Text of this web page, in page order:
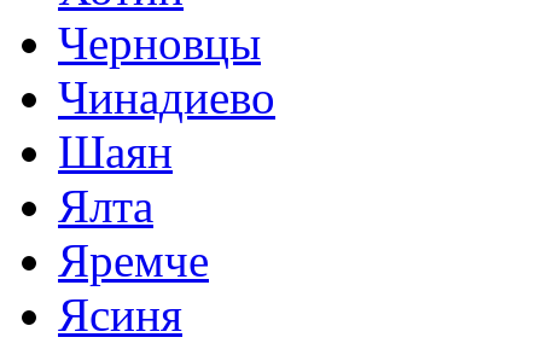
Черновцы
Чинадиево
Шаян
Ялта
Яремче
Ясиня